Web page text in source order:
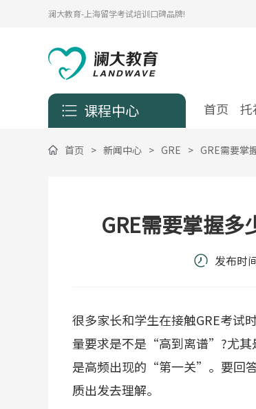
澜大教育-上海留学考试培训口碑品牌!
课程中心 首页 托
首页 > 新闻中心 > GRE > GRE需要掌
GRE需要掌握多
发布时
很多家长和学生在接触GRE考试
量要求是不是“高到离谱”?尤其
是高频出现的“第一关”。要回
质出发去理解。